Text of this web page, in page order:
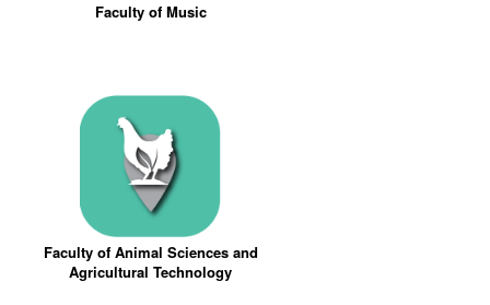
Faculty of Music
Faculty of Animal Sciences and
Agricultural Technology